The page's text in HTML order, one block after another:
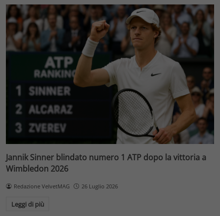
Jannik Sinner blindato numero 1 ATP dopo la vittoria a
Wimbledon 2026
Redazione VelvetMAG 26 Luglio 2026
Leggi di più